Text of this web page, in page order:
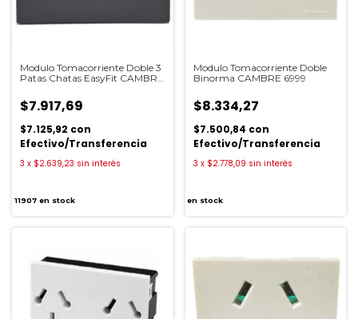
Modulo Tomacorriente Doble 3
Patas Chatas EasyFit CAMBRE
$7.917,69
$7.125,92 con
Efectivo/Transferencia
3 x $2.639,23 sin interés
11907en stock
Modulo Tomacorriente Doble
Binorma CAMBRE 6999
$8.334,27
$7.500,84 con
Efectivo/Transferencia
3 x $2.778,09 sin interés
en stock